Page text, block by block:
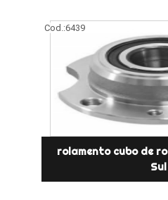
Cod.:6439
rolamento cubo de
Sul